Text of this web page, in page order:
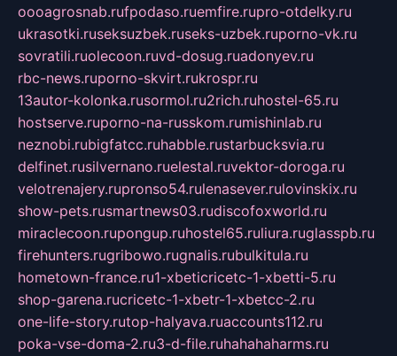
oooagrosnab.rufpodaso.ruemfire.rupro-otdelky.ru
ukrasotki.ruseksuzbek.ruseks-uzbek.ruporno-vk.ru
sovratili.ruolecoon.ruvd-dosug.ruadonyev.ru
rbc-news.ruporno-skvirt.rukrospr.ru
13autor-kolonka.rusormol.ru2rich.ruhostel-65.ru
hostserve.ruporno-na-russkom.rumishinlab.ru
neznobi.rubigfatcc.ruhabble.rustarbucksvia.ru
delfinet.rusilvernano.ruelestal.ruvektor-doroga.ru
velotrenajery.rupronso54.rulenasever.rulovinskix.ru
show-pets.rusmartnews03.rudiscofoxworld.ru
miraclecoon.rupongup.ruhostel65.ruliura.ruglasspb.ru
firehunters.rugribowo.rugnalis.rubulkitula.ru
hometown-france.ru1-xbeticricetc-1-xbetti-5.ru
shop-garena.rucricetc-1-xbetr-1-xbetcc-2.ru
one-life-story.rutop-halyava.ruaccounts112.ru
poka-vse-doma-2.ru3-d-file.ruhahahaharms.ru